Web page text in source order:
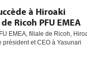
à Hiroaki
Ricoh PFU EMEA
EMEA, filiale de Ricoh,
président et CEO à Yasunari